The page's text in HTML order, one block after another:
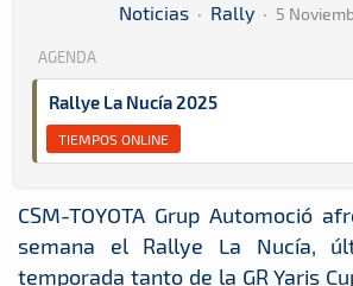
Noticias · Rally · 5
AGENDA
Rallye La Nucía 2025
TIEMPOS ONLINE
CSM-TOYOTA Grup Automoció
semana el Rallye La Nucía,
temporada tanto de la GR Yaris